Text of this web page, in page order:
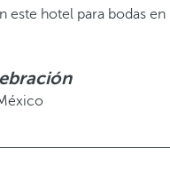
este hotel para bodas en